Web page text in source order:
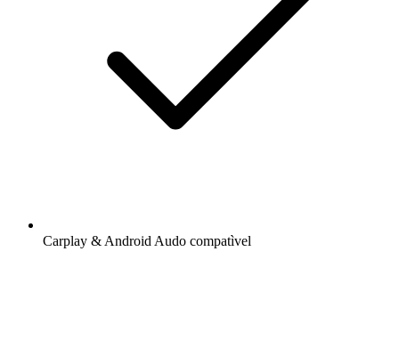
Carplay & Android Audo compatìvel